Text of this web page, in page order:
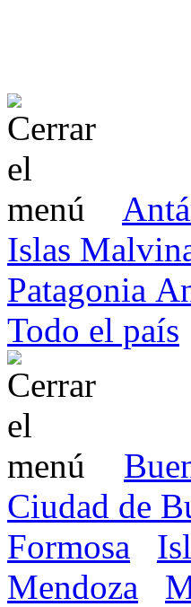
Islas
Patagonia
Todo el país
Ciudad de
Formosa
Mendoza